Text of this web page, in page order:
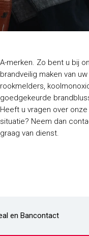
A-merken. Zo bent u bij
brandveilig maken van
rookmelders,
goedgekeurde
Heeft u vragen over
situatie? Neem dan
graag van dienst.
en Bancontact